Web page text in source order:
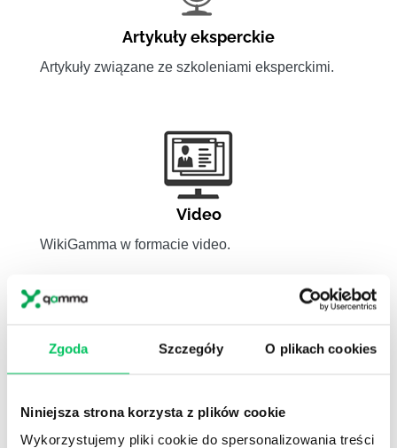
Zgoda Szczegóły O plikach cookies
Niniejsza strona korzysta z plików cookie
Wykorzystujemy pliki cookie do spersonalizowania treści
Artykuły eksperckie
Artykuły związane ze szkoleniami eksperckimi.
Video
WikiGamma w formacie video.
zawodów.